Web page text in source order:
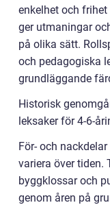
enkelhet och
ger utmaningar
på olika sätt.
och pedagogiska
grundläggande
Historisk
leksaker för 4-6-
För- och
variera över tiden.
byggklossar och
genom åren på